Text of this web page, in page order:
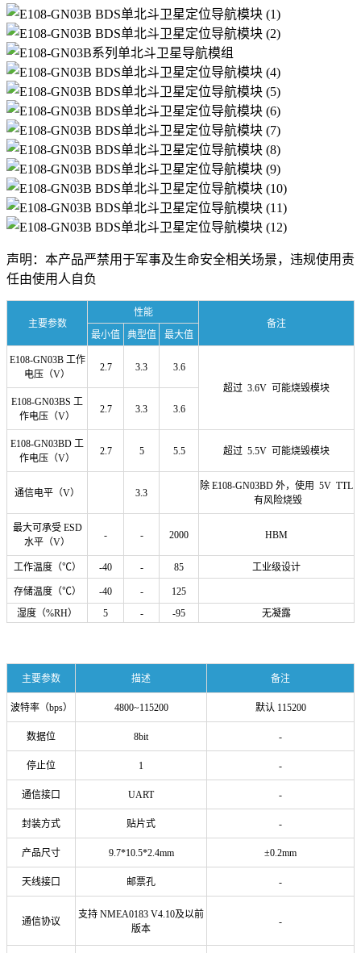
声明：本产品严禁用于军事及生命安全相关场景，违规使用责
任由使用人自负
主要参数
性能
备注
最小值
典型值 最大值
E108-GN03B 工作
电压（V）
2.7 3.3
3.6
超过 3.6V 可能烧毁模块
E108-GN03BS 工
作电压（V）
2.7 3.3 3.6
E108-GN03BD 工
作电压（V）
2.7 5 5.5 超过 5.5V 可能烧毁模块
通信电平（V） 3.3
除 E108-GN03BD 外，使用 5V TTL
有风险烧毁
最大可承受 ESD
水平（V）
- - 2000 HBM
工作温度（℃） -40 - 85 工业级设计
存储温度（℃） -40 -
125
湿度（%RH）
5 - -95 无凝露
主要参数 描述 备注
波特率（bps） 4800~115200 默认 115200
数据位 8bit -
停止位 1 -
通信接口 UART -
封装方式 贴片式 -
产品尺寸 9.7*10.5*2.4mm ±0.2mm
天线接口 邮票孔 -
通信协议
支持 NMEA0183 V4.10及以前
版本
-